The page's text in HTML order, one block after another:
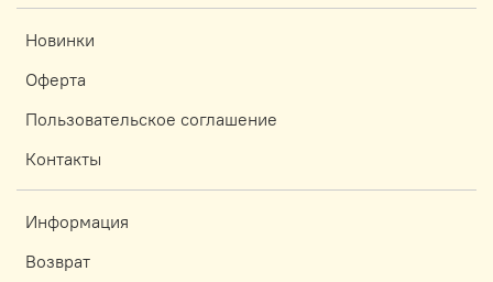
Новинки
Оферта
Пользовательское соглашение
Контакты
Информация
Возврат